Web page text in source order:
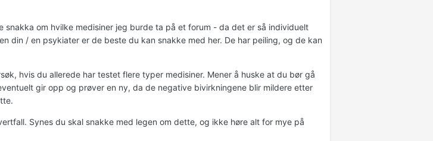
snakka om hvilke medisiner jeg burde ta på et forum - da det er så individuelt
din / en psykiater er de beste du kan snakke med her. De har peiling, og de kan
hvis du allerede har testet flere typer medisiner. Mener å huske at du bør gå
gir opp og prøver en ny, da de negative bivirkningene blir mildere etter
Synes du skal snakke med legen om dette, og ikke høre alt for mye på